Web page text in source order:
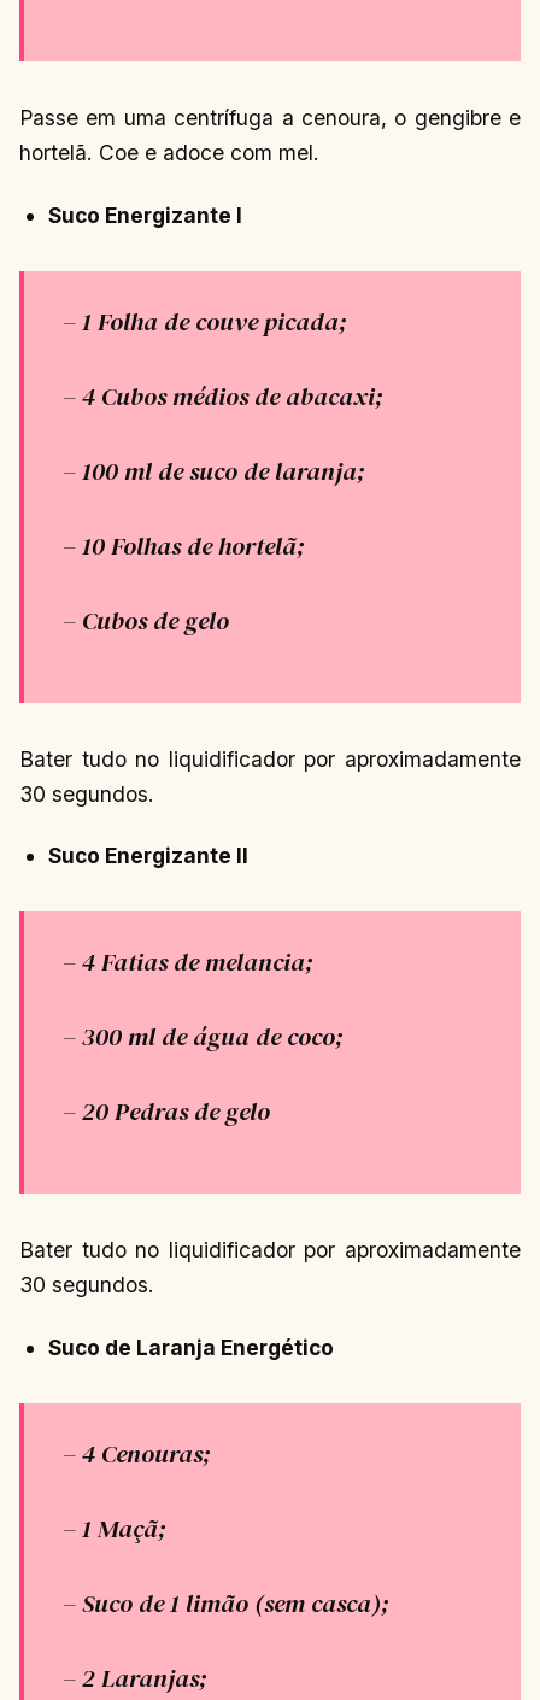
Passe em uma centrífuga a cenoura, o gengibre e
hortelã. Coe e adoce com mel.
Suco Energizante I
– 1 Folha de couve picada;
– 4 Cubos médios de abacaxi;
– 100 ml de suco de laranja;
– 10 Folhas de hortelã;
– Cubos de gelo
Bater tudo no liquidificador por aproximadamente
30 segundos.
Suco Energizante II
– 4 Fatias de melancia;
– 300 ml de água de coco;
– 20 Pedras de gelo
Bater tudo no liquidificador por aproximadamente
30 segundos.
Suco de Laranja Energético
– 4 Cenouras;
– 1 Maçã;
– Suco de 1 limão (sem casca);
– 2 Laranjas;